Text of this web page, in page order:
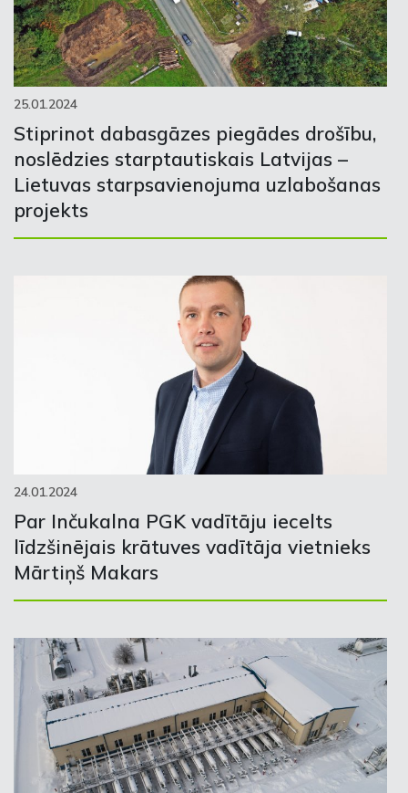
25.01.2024
Stiprinot dabasgāzes piegādes drošību,
noslēdzies starptautiskais Latvijas –
Lietuvas starpsavienojuma uzlabošanas
projekts
24.01.2024
Par Inčukalna PGK vadītāju iecelts
līdzšinējais krātuves vadītāja vietnieks
Mārtiņš Makars